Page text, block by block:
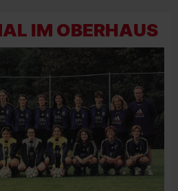
IM OBERHAUS